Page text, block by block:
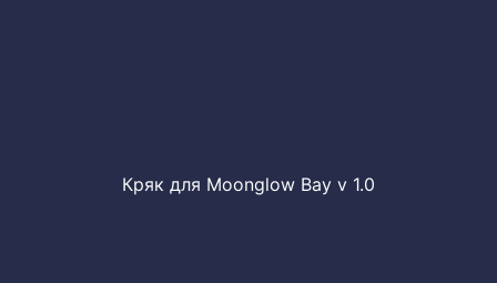
Кряк для Moonglow Bay v 1.0